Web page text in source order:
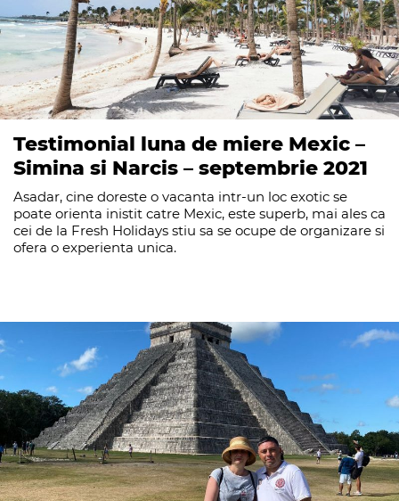
Testimonial luna de miere Mexic –
Simina si Narcis – septembrie 2021
Asadar, cine doreste o vacanta intr-un loc exotic se
poate orienta inistit catre Mexic, este superb, mai ales ca
cei de la Fresh Holidays stiu sa se ocupe de organizare si
ofera o experienta unica.